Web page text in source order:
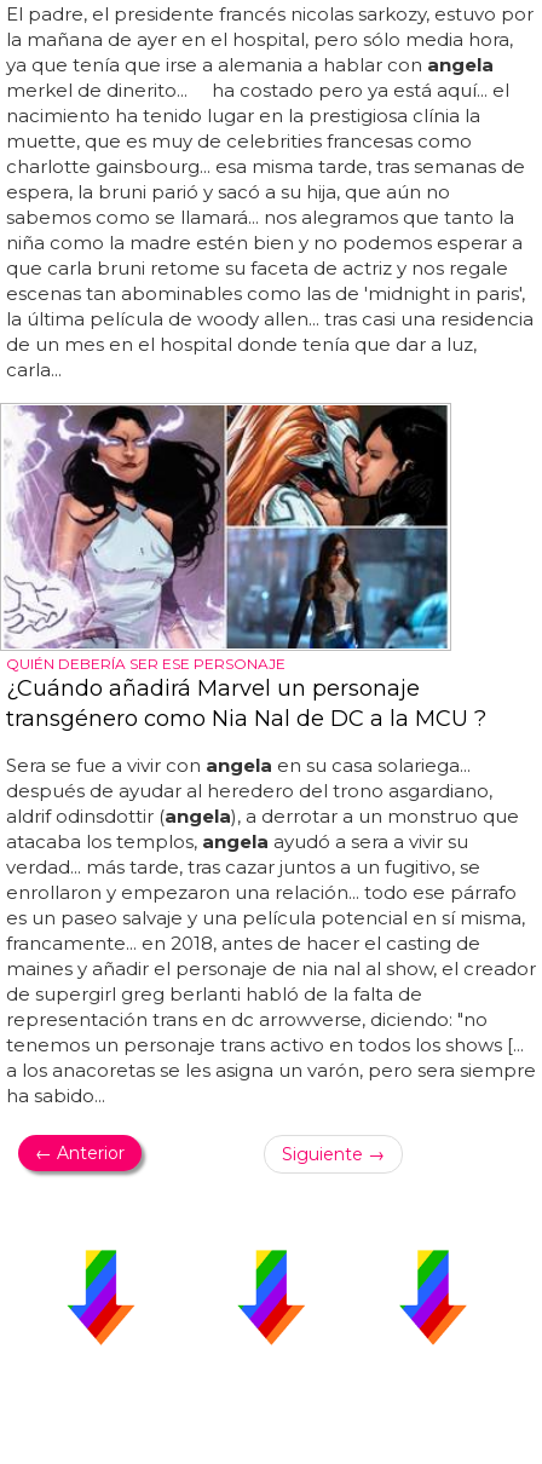
El padre, el presidente francés nicolas sarkozy, estuvo por
la mañana de ayer en el hospital, pero sólo media hora,
ya que tenía que irse a alemania a hablar con angela
merkel de dinerito... ha costado pero ya está aquí... el
nacimiento ha tenido lugar en la prestigiosa clínia la
muette, que es muy de celebrities francesas como
charlotte gainsbourg... esa misma tarde, tras semanas de
espera, la bruni parió y sacó a su hija, que aún no
sabemos como se llamará... nos alegramos que tanto la
niña como la madre estén bien y no podemos esperar a
que carla bruni retome su faceta de actriz y nos regale
escenas tan abominables como las de 'midnight in paris',
la última película de woody allen... tras casi una residencia
de un mes en el hospital donde tenía que dar a luz,
carla...
QUIÉN DEBERÍA SER ESE PERSONAJE
¿Cuándo añadirá Marvel un personaje
transgénero como Nia Nal de DC a la MCU ?
Sera se fue a vivir con angela en su casa solariega...
después de ayudar al heredero del trono asgardiano,
aldrif odinsdottir (angela), a derrotar a un monstruo que
atacaba los templos, angela ayudó a sera a vivir su
verdad... más tarde, tras cazar juntos a un fugitivo, se
enrollaron y empezaron una relación... todo ese párrafo
es un paseo salvaje y una película potencial en sí misma,
francamente... en 2018, antes de hacer el casting de
maines y añadir el personaje de nia nal al show, el creador
de supergirl greg berlanti habló de la falta de
representación trans en dc arrowverse, diciendo: "no
tenemos un personaje trans activo en todos los shows [...
a los anacoretas se les asigna un varón, pero sera siempre
ha sabido...
← Anterior Siguiente →